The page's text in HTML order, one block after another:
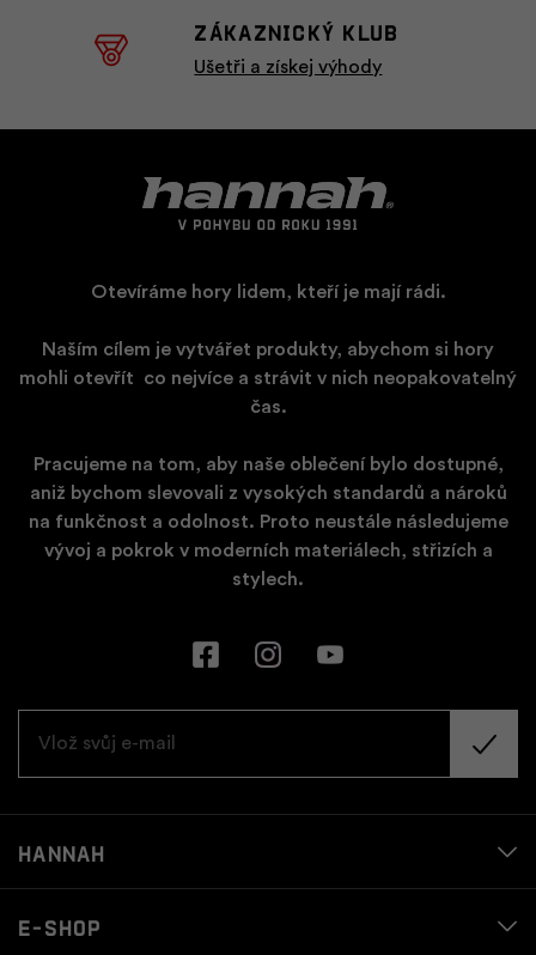
ZÁKAZNICKÝ KLUB
Ušetři a získej výhody
Otevíráme hory lidem, kteří je mají rádi.
Naším cílem je vytvářet produkty, abychom si hory
mohli otevřít
co nejvíce a strávit v nich neopakovatelný
čas.
Pracujeme na tom, aby naše oblečení bylo dostupné,
aniž bychom slevovali z vysokých standardů a nároků
na funkčnost a odolnost. Proto neustále následujeme
vývoj a pokrok v moderních materiálech, střizích a
stylech.
Hannah
E-shop